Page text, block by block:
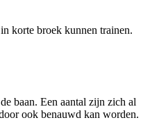
korte broek kunnen trainen.
baan. Een aantal zijn zich al
ook benauwd kan worden.